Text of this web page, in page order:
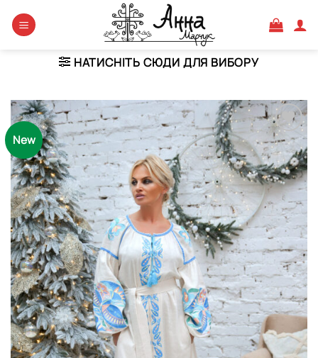
НАТИСНІТЬ СЮДИ ДЛЯ ВИБОРУ
New
Додати
виріб у
вибране